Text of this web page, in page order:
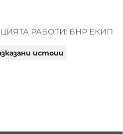
РАБОТИ: БНР ЕКИП
истоии